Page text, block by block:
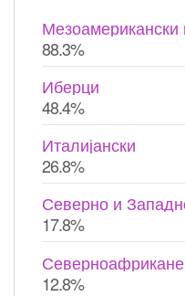
Мезоамерикански
88.3%
Иберци
48.4%
Италијански
26.8%
Северно и
17.8%
12.8%